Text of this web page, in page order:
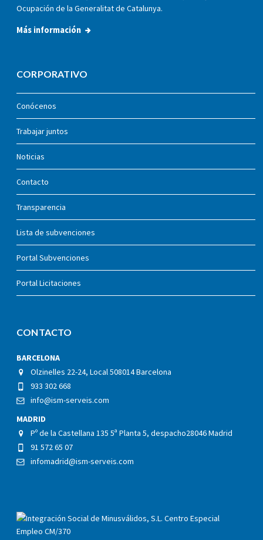
Ocupación de la Generalitat de Catalunya.
Más información
CORPORATIVO
Conócenos
Trabajar juntos
Noticias
Contacto
Transparencia
Lista de subvenciones
Portal Subvenciones
Portal Licitaciones
CONTACTO
BARCELONA
Olzinelles 22-24, Local 508014 Barcelona
933 302 668
info@ism-serveis.com
MADRID
Pº de la Castellana 135 5ª Planta 5, despacho28046 Madrid
91 572 65 07
infomadrid@ism-serveis.com